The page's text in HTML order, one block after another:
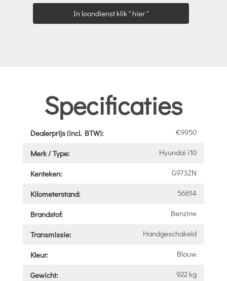
In loondienst klik " hier "
Specificaties
Dealerprijs (incl. BTW): €9950
Merk / Type: Hyundai i10
Kenteken: G973ZN
Kilometerstand: 56614
Brandstof: Benzine
Transmissie: Handgeschakeld
Kleur: Blauw
Gewicht: 922 kg